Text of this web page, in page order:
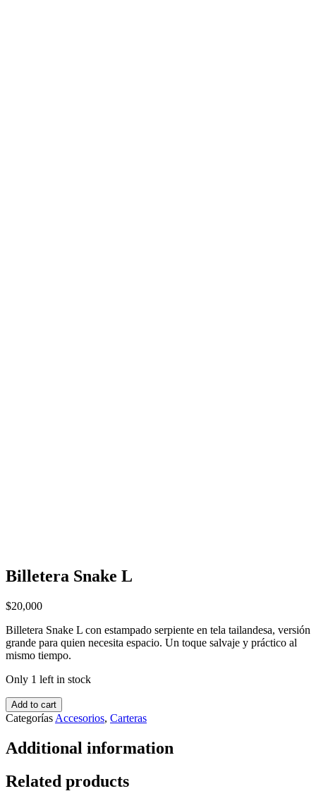
Billetera Snake L
$20,000
Billetera Snake L con estampado serpiente en tela tailandesa, versión
grande para quien necesita espacio. Un toque salvaje y práctico al
mismo tiempo.
Only 1 left in stock
Add to cart
Categorías Accesorios, Carteras
Additional information
Related products